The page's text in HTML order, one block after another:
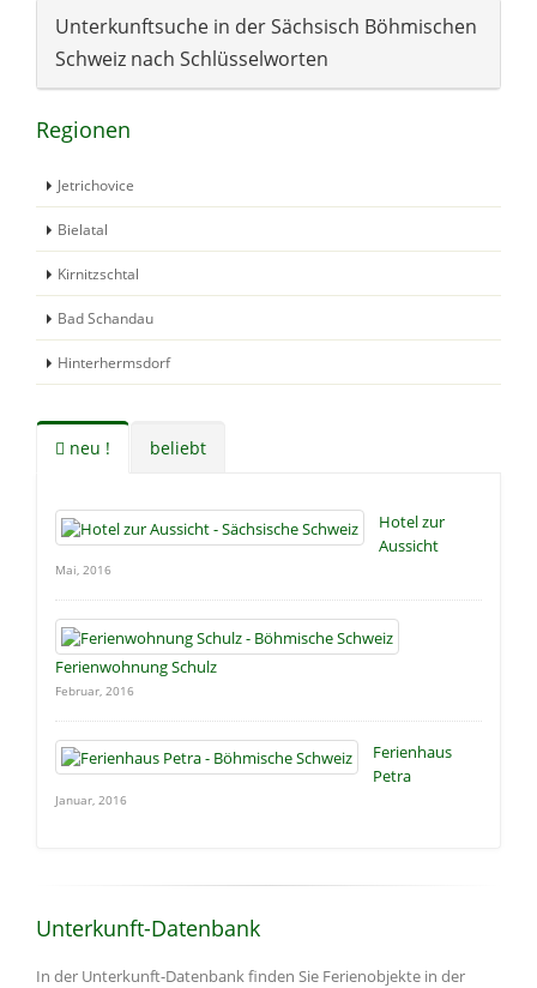
Unterkunftsuche in der Sächsisch Böhmischen
Schweiz nach Schlüsselworten
Regionen
Jetrichovice
Bielatal
Kirnitzschtal
Bad Schandau
Hinterhermsdorf
neu ! beliebt
Hotel zur
Aussicht
Mai, 2016
Ferienwohnung Schulz
Februar, 2016
Ferienhaus
Petra
Januar, 2016
Unterkunft-Datenbank
In der Unterkunft-Datenbank finden Sie Ferienobjekte in der